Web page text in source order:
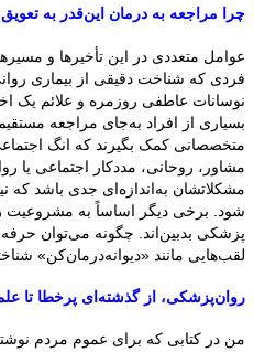
چرا مراجعه به درمان این‌قدر به
عوامل متعددی در این تأخیرها و
فردی که شناخت دقیقی از بیماری
نوسانات عاطفی روزمره و علائم یک
بسیاری از افراد به‌جای مراجعه
متخصصانی کمک بگیرند که انگ
مشاور، روحانی، مددکار اجتماعی یا
مشکلاتشان به‌اندازه‌ای جدی باشد که
شود. برخی دیگر اساساً به
پزشکی بدبین‌اند. چگونه می‌توان
لقب‌هایی مانند «دیوانه‌درمان‌کن»
روان‌پزشکی، از گذشته‌ای پرخطا تا
من در کتابی که برای عموم مردم